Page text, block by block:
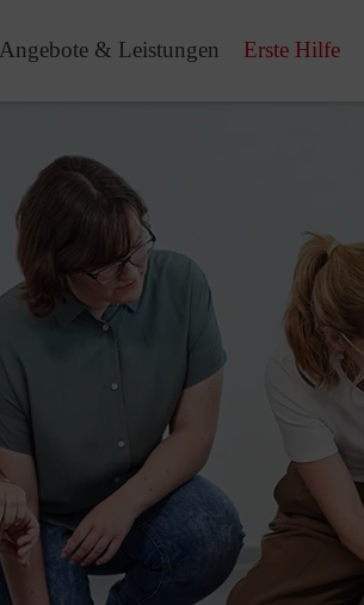
Angebote & Leistungen Erste Hilfe